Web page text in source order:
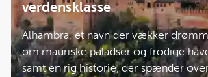
verdensklasse
Alhambra, et navn der vækker
om mauriske paladser og frodige
samt en rig historie, der spænder